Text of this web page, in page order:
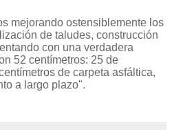
mejorando ostensiblemente los
de taludes, construcción
con una verdadera
52 centímetros: 25 de
de carpeta asfáltica,
a largo plazo".